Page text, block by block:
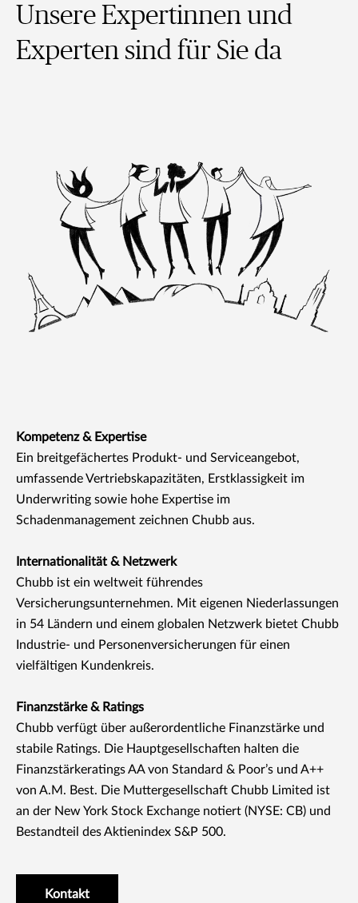
Unsere Expertinnen und
Experten sind für Sie da
Kompetenz & Expertise
Ein breitgefächertes Produkt- und Serviceangebot,
umfassende Vertriebskapazitäten, Erstklassigkeit im
Underwriting sowie hohe Expertise im
Schadenmanagement zeichnen Chubb aus.
Internationalität & Netzwerk
Chubb ist ein weltweit führendes
Versicherungsunternehmen. Mit eigenen Niederlassungen
in 54 Ländern und einem globalen Netzwerk bietet Chubb
Industrie- und Personenversicherungen für einen
vielfältigen Kundenkreis.
Finanzstärke & Ratings
Chubb verfügt über außerordentliche Finanzstärke und
stabile Ratings. Die Hauptgesellschaften halten die
Finanzstärkeratings AA von Standard & Poor’s und A++
von A.M. Best. Die Muttergesellschaft Chubb Limited ist
an der New York Stock Exchange notiert (NYSE: CB) und
Bestandteil des Aktienindex S&P 500.
Kontakt